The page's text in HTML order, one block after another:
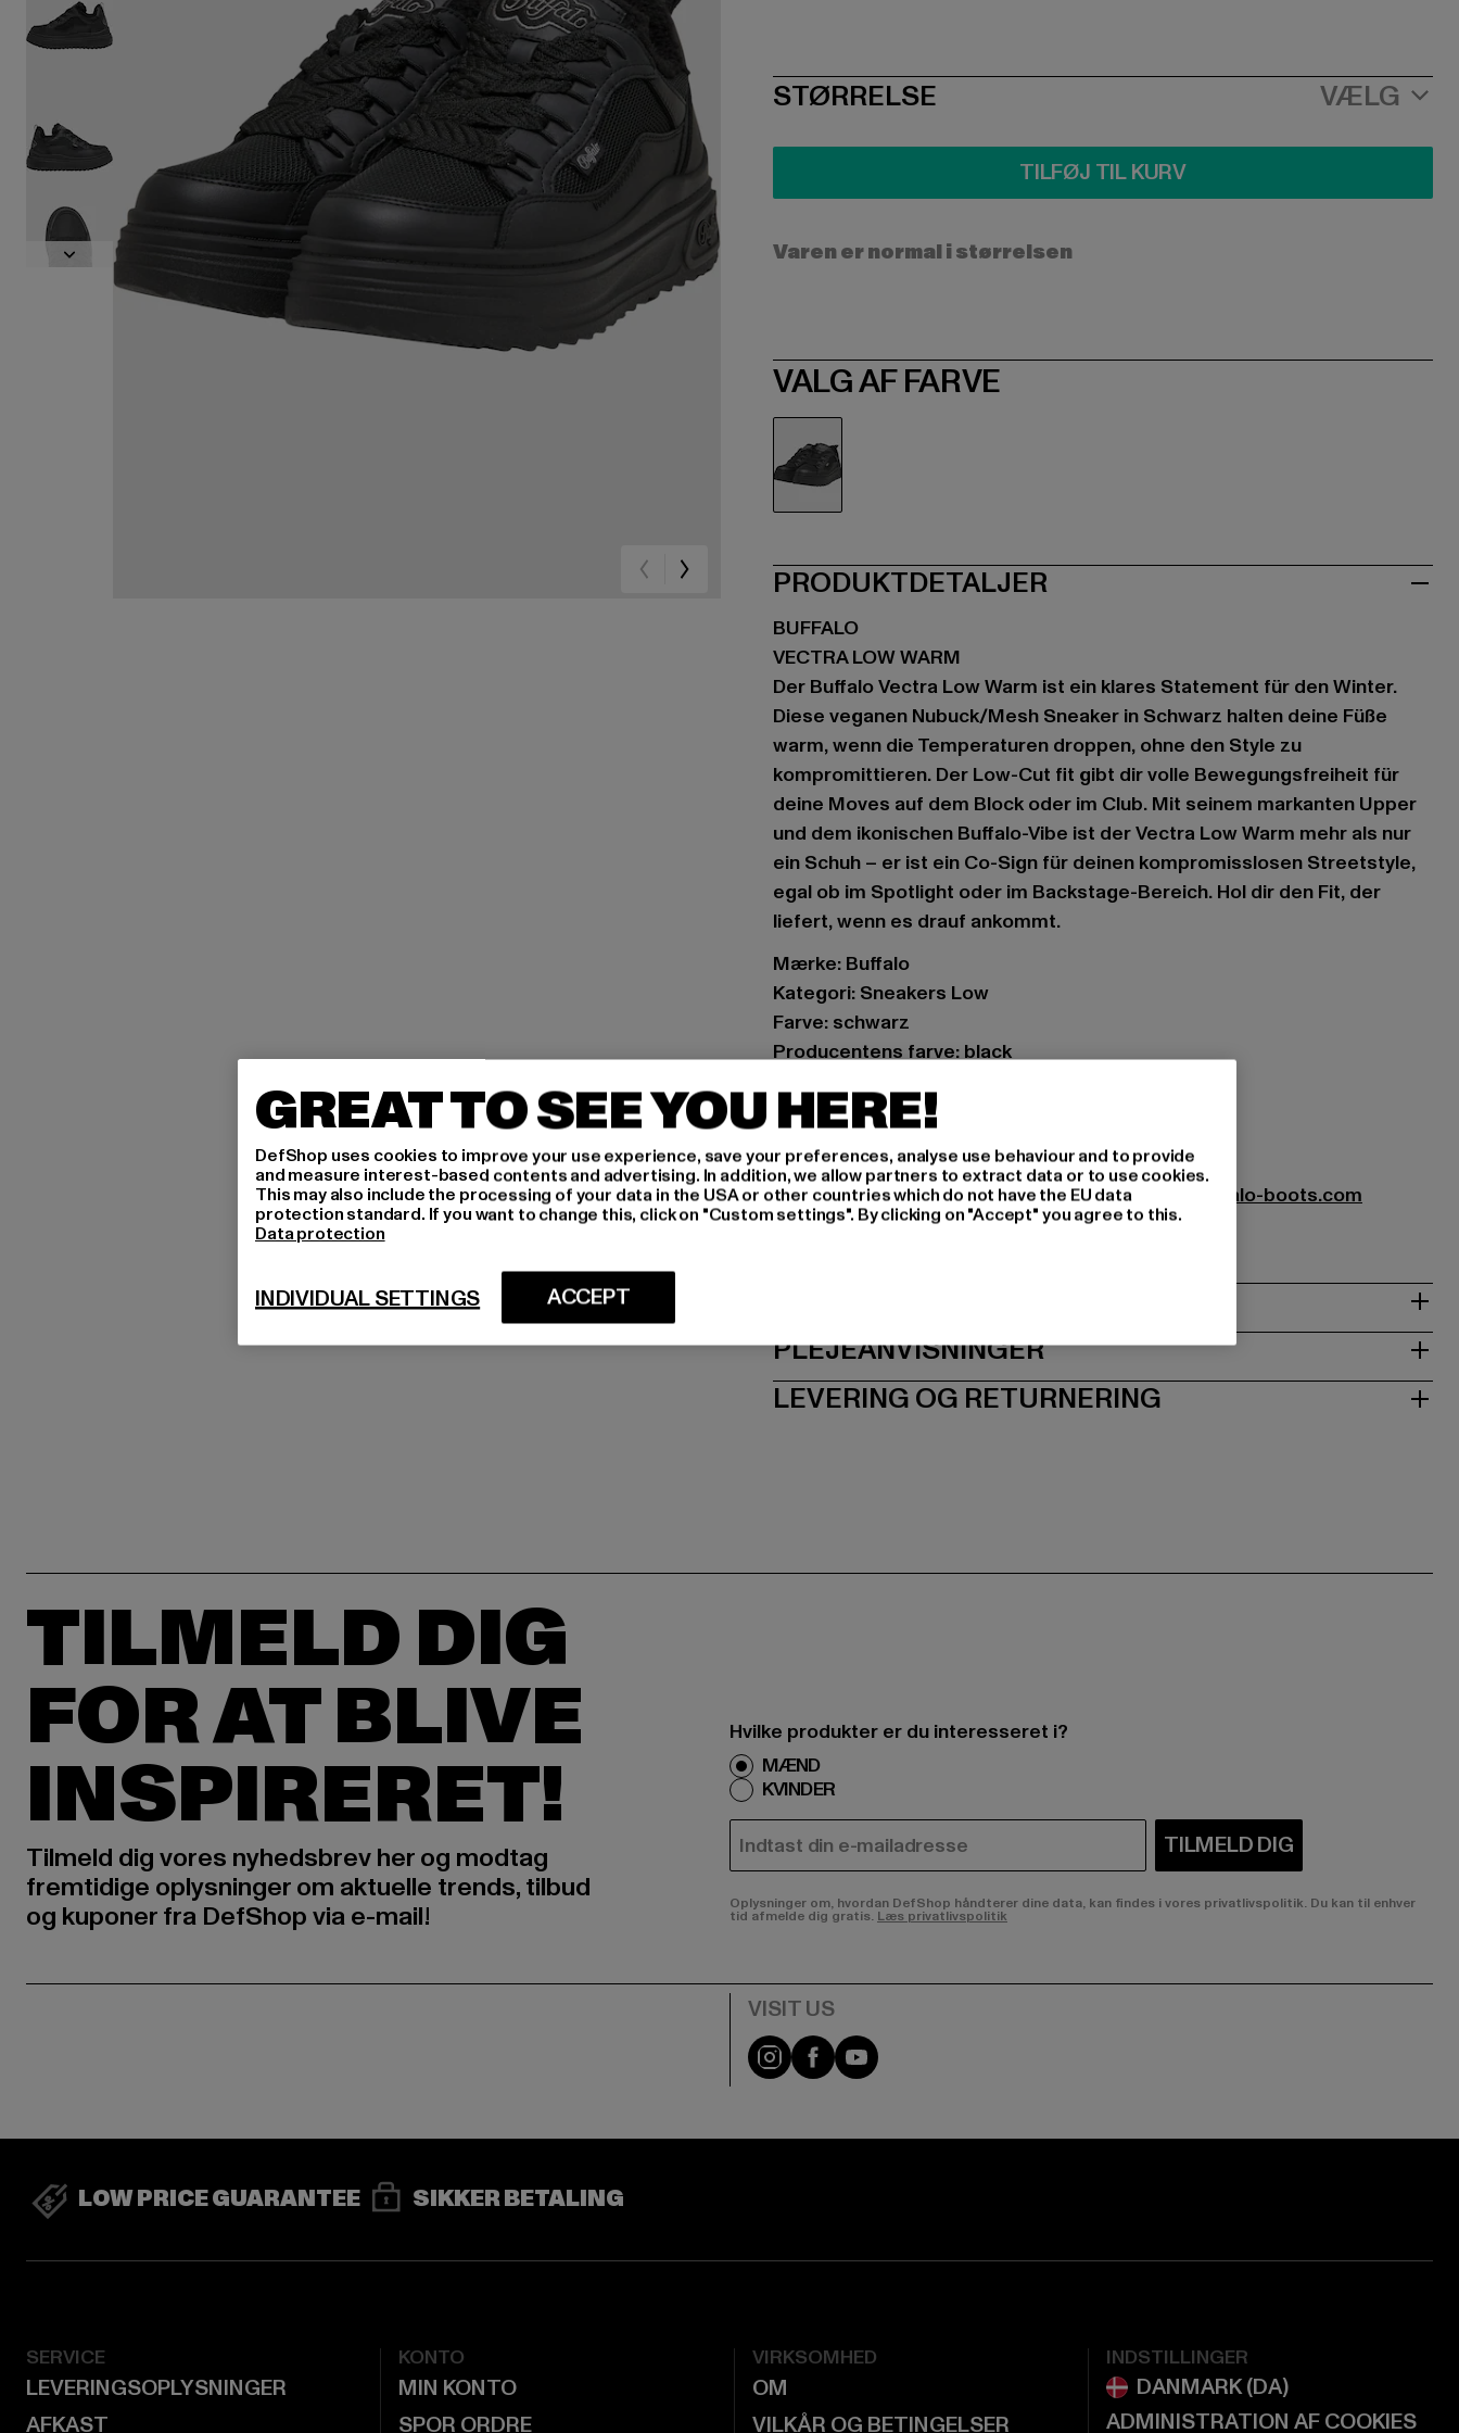
SIZE
STØRRELSE VÆLG
TILFØJ TIL KURV
Varen er normal i størrelsen
VALG AF FARVE
PRODUKTDETALJER
BUFFALO
VECTRA LOW WARM
Der Buffalo Vectra Low Warm ist ein klares Statement für den Winter.
Diese veganen Nubuck/Mesh Sneaker in Schwarz halten deine Füße
warm, wenn die Temperaturen droppen, ohne den Style zu
kompromittieren. Der Low-Cut fit gibt dir volle Bewegungsfreiheit für
deine Moves auf dem Block oder im Club. Mit seinem markanten Upper
und dem ikonischen Buffalo-Vibe ist der Vectra Low Warm mehr als nur
ein Schuh – er ist ein Co-Sign für deinen kompromisslosen Streetstyle,
egal ob im Spotlight oder im Backstage-Bereich. Hol dir den Fit, der
liefert, wenn es drauf ankommt.
Mærke: Buffalo
Kategori: Sneakers Low
Farve: schwarz
Producentens farve: black
Foring: andet materiale, Tekstil
Producent: Buffalo Boots GmbH |service-de@buffalo-boots.com
Schanzenstraße 41 | 51063 Köln | DE
PLEJEANVISNINGER
LEVERING OG RETURNERING
TILMELD DIG
FOR AT BLIVE
INSPIRERET!
Tilmeld dig vores nyhedsbrev her og modtag
fremtidige oplysninger om aktuelle trends, tilbud
og kuponer fra DefShop via e-mail!
Hvilke produkter er du interesseret i?
MÆND
KVINDER
E-MAIL TILMELD DIG
Oplysninger om, hvordan DefShop håndterer dine data, kan findes i vores privatlivspolitik. Du kan til enhver
tid afmelde dig gratis. Læs privatlivspolitik
Visit our Instagram page:
Visit our Facebook page:
Visit our YouTube channel:
LOW PRICE GUARANTEE SIKKER BETALING
SERVICE
LEVERINGSOPLYSNINGER
AFKAST
KONTO
MIN KONTO
SPOR ORDRE
VIRKSOMHED
OM
VILKÅR OG BETINGELSER
INDSTILLINGER
ADMINISTRATION AF COOKIES
GREAT TO SEE YOU HERE!
DefShop uses cookies to improve your use experience, save your preferences, analyse use behaviour and to provide
and measure interest-based contents and advertising. In addition, we allow partners to extract data or to use cookies.
This may also include the processing of your data in the USA or other countries which do not have the EU data
protection standard. If you want to change this, click on "Custom settings". By clicking on "Accept" you agree to this.
Data protection
ACCEPT
INDIVIDUAL SETTINGS